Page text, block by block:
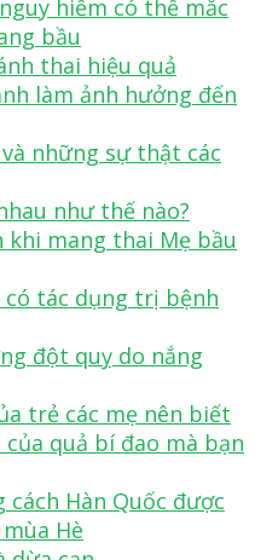
hiểm có thể mắc
bầu
thai hiệu quả
làm ảnh hưởng đến
những sự thật các
như thế nào?
mang thai Mẹ bầu
tác dụng trị bệnh
đột quỵ do nắng
trẻ các mẹ nên biết
quả bí đao mà bạn
Hàn Quốc được
Hè